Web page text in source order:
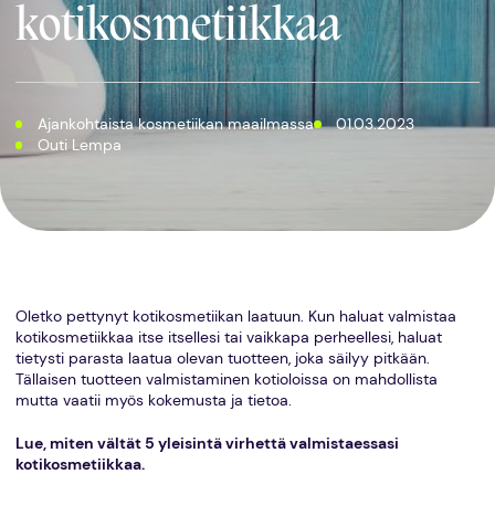
kotikosmetiikkaa
Ajankohtaista kosmetiikan maailmassa
01.03.2023
Outi Lempa
Oletko pettynyt kotikosmetiikan laatuun. Kun haluat valmistaa
kotikosmetiikkaa itse itsellesi tai vaikkapa perheellesi, haluat
tietysti parasta laatua olevan tuotteen, joka säilyy pitkään.
Tällaisen tuotteen valmistaminen kotioloissa on mahdollista
mutta vaatii myös kokemusta ja tietoa.
Lue, miten vältät 5 yleisintä virhettä valmistaessasi
kotikosmetiikkaa.